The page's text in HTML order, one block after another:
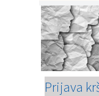
Prijava